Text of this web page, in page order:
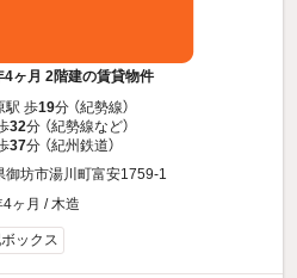
ヶ月 2階建の賃貸物件
駅 歩19分 （紀勢線）
32分 （紀勢線など）
37分 （紀州鉄道）
御坊市湯川町富安1759-1
ヶ月 / 木造
ックス